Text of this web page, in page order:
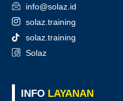
info@solaz.id
solaz.training
solaz.training
Solaz
INFO LAYANAN